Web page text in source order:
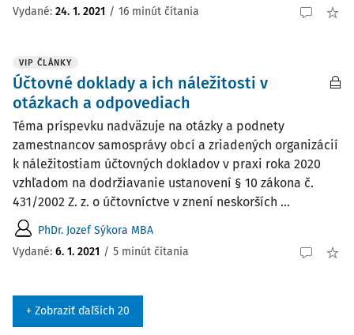
Vydané: 24. 1. 2021 / 16 minút čítania
VIP ČLÁNKY
Účtovné doklady a ich náležitosti v
otázkach a odpovediach
Téma príspevku nadväzuje na otázky a podnety
zamestnancov samosprávy obcí a zriadených organizácií
k náležitostiam účtovných dokladov v praxi roka 2020
vzhľadom na dodržiavanie ustanovení § 10 zákona č.
431/2002 Z. z. o účtovníctve v znení neskorších ...
PhDr. Jozef Sýkora MBA
Vydané: 6. 1. 2021 / 5 minút čítania
+ Zobraziť ďaľších 20